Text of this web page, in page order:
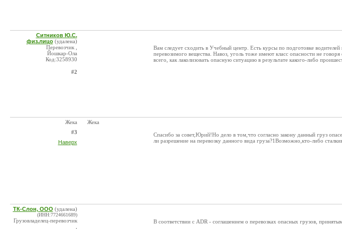
Ситников Ю.С.
физ.лицо (удалена)
Перевозчик ,
Йошкар-Ола
Код:3258930
#2
Вам следует сходить в Учебный центр. Есть курсы по подготовке
перевозимого вещества. Навоз, уголь тоже имеют класс опасности не
всего, как лаколизовать опасную ситуацию в результате какого-либо
Жека
#3
Наверх
Жека
Спасибо за совет,Юрий!Но дело в том,что согласно закону данный груз
ли разрешение на перевозку данного вида груза?1Возможно,кто-либо
ТК-Слон, ООО (удалена)
(ИНН:7724661689)
Грузовладелец-перевозчик
В соответствии с ADR - соглашением о перевозках опасных грузов,